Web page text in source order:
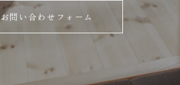
お問い合わせフォーム